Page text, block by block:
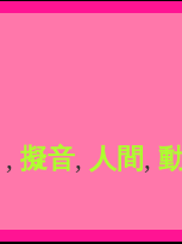
, 擬音, 人間,